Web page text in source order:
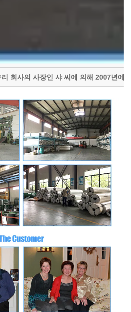
회사의 사장인 샤 씨에 의해 2007년에